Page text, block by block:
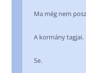
Ma még nem
A kormány tagjai.
Se.